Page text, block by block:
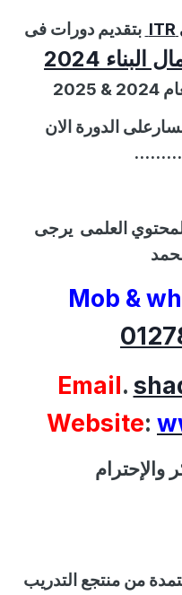
ITR بتقديم دورات فى
2024
2024 & 2025
الدورة الان
العلمى يرجى
Mob &
Email.
Website:
من منتجع التدريب